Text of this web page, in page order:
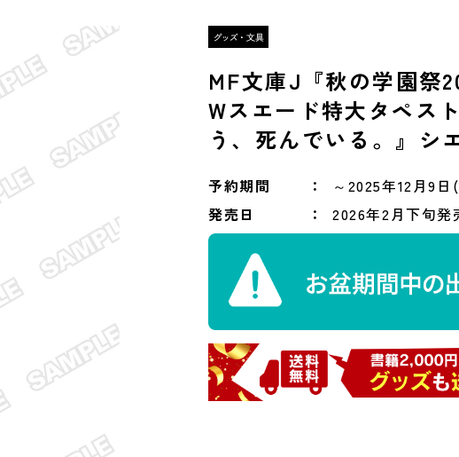
MF文庫J『秋の学園祭
Wスエード特大タペス
う、死んでいる。』シ
予約期間
～2025年12月9
発売日
2026年2月下旬発